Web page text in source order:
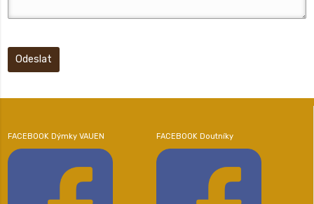
Odeslat
FACEBOOK Dýmky VAUEN FACEBOOK Doutníky